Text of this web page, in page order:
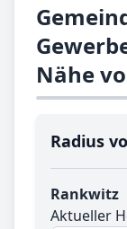
Nähe
Radius
Rankwitz
Aktueller